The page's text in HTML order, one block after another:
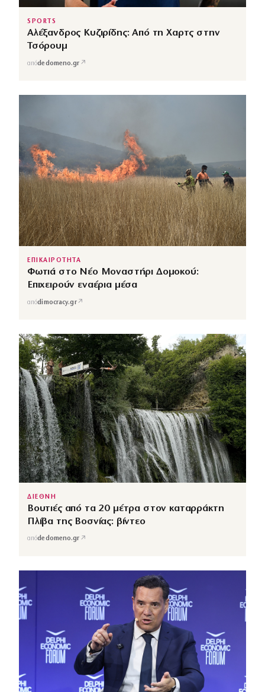
SPORTS
Αλέξανδρος Κυζιρίδης: Από τη Χαρτς στην
Τσόρουμ
απόdedomeno.gr ↗
ΕΠΙΚΑΙΡΟΤΗΤΑ
Φωτιά στο Νέο Μοναστήρι Δομοκού:
Επιχειρούν εναέρια μέσα
απόdimocracy.gr↗
ΔΙΕΘΝΗ
Βουτιές από τα 20 μέτρα στον καταρράκτη
Πλίβα της Βοσνίας: βίντεο
απόdedomeno.gr ↗